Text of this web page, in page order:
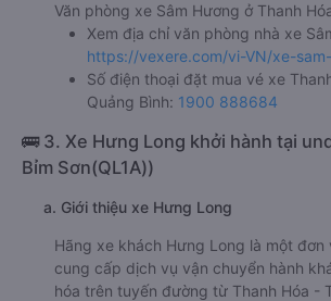
Văn phòng xe Sâm Hương ở Thanh
Xem địa chỉ văn phòng nhà xe
https://vexere.com/vi-VN/xe-
Số điện thoại đặt mua vé xe
Quảng Bình: 1900 888684
🚌 3. Xe Hưng Long khởi hành tại
Bỉm Sơn(QL1A))
a. Giới thiệu xe Hưng Long
Hãng xe khách Hưng Long là một đơn
cung cấp dịch vụ vận chuyển hành
hóa trên tuyến đường từ Thanh Hóa -